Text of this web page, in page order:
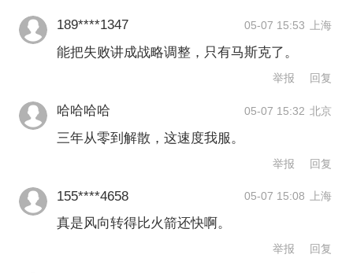
力体系。
AI世界的变化速度太快了，2023年7月马
了句号。xAI此前公开的总融资额超过
400亿美元，就在今年1月，xAI还在宣布
但这场解散在今年2月开始埋下伏笔。2
月初，马斯克宣布SpaceX以2500亿美元
189****1347 05-07 15:53 上海
能把失败讲成战略调整，只有马斯克了。
举报 回复
哈哈哈哈 05-07 15:32 北京
三年从零到解散，这速度我服。
举报 回复
155****4658 05-07 15:08 上海
真是风向转得比火箭还快啊。
举报 回复